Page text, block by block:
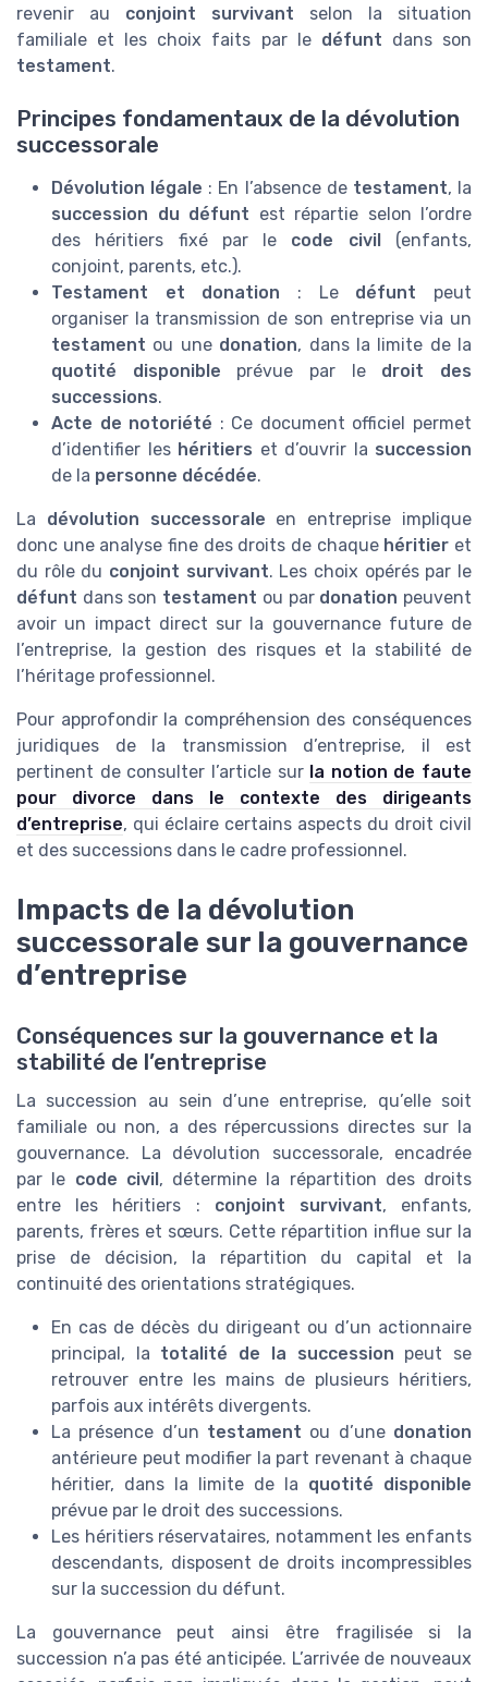
revenir au conjoint survivant selon la situation
familiale et les choix faits par le défunt dans son
testament.
Principes fondamentaux de la dévolution
successorale
Dévolution légale : En l’absence de testament, la
succession du défunt est répartie selon l’ordre
des héritiers fixé par le code civil
(enfants,
conjoint, parents, etc.).
Testament et donation : Le défunt peut
organiser la transmission de son entreprise via un
testament ou une donation, dans la limite de la
quotité disponible prévue par le droit des
successions.
Acte de notoriété : Ce document officiel permet
d’identifier les héritiers et d’ouvrir la succession
de la personne décédée.
La dévolution successorale en entreprise implique
donc une analyse fine des droits de chaque héritier et
du rôle du conjoint survivant. Les choix opérés par le
défunt dans son testament ou par donation peuvent
avoir un impact direct sur la gouvernance future de
l’entreprise, la gestion des risques et la stabilité de
l’héritage professionnel.
Pour approfondir la compréhension des conséquences
juridiques de la transmission d’entreprise, il est
pertinent de consulter l’article sur la notion de faute
pour divorce dans le contexte des dirigeants
d’entreprise, qui éclaire certains aspects du droit civil
et des successions dans le cadre professionnel.
Impacts de la dévolution
successorale sur la gouvernance
d’entreprise
Conséquences sur la gouvernance et la
stabilité de l’entreprise
La succession au sein d’une entreprise, qu’elle soit
familiale ou non, a des répercussions directes sur la
gouvernance. La dévolution successorale, encadrée
par le code civil, détermine la répartition des droits
entre les héritiers : conjoint survivant, enfants,
parents, frères et sœurs. Cette répartition influe sur la
prise de décision, la répartition du capital et la
continuité des orientations stratégiques.
En cas de décès du dirigeant ou d’un actionnaire
principal, la totalité de la succession peut se
retrouver entre les mains de plusieurs héritiers,
parfois aux intérêts divergents.
La présence d’un testament ou d’une donation
antérieure peut modifier la part revenant à chaque
héritier, dans la limite de la quotité disponible
prévue par le droit des successions.
Les héritiers réservataires, notamment les enfants
descendants, disposent de droits incompressibles
sur la succession du défunt.
La gouvernance peut ainsi être fragilisée si la
succession n’a pas été anticipée. L’arrivée de nouveaux